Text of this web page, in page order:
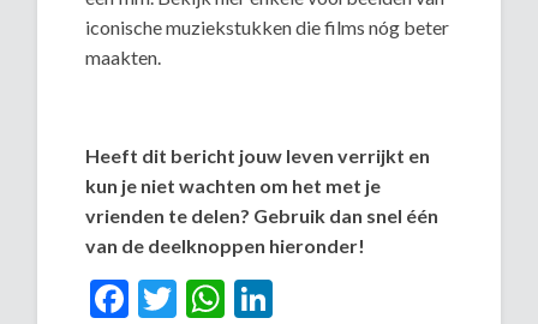
iconische muziekstukken die films nóg beter
maakten.
Heeft dit bericht jouw leven verrijkt en
kun je niet wachten om het met je
vrienden te delen? Gebruik dan snel één
van de deelknoppen hieronder!
Facebook
TwitterWhatsApp